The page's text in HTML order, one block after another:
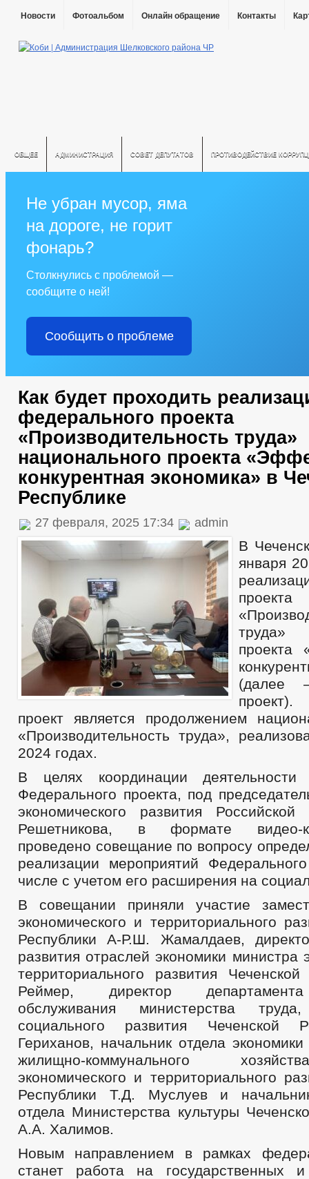
Новости Фотоальбом Онлайн обращение Контакты
ОБЩЕЕ АДМИНИСТРАЦИЯ СОВЕТ ДЕПУТАТОВ ПРОТИВОДЕЙСТВИЕ
Не убран мусор, яма
на дороге, не горит
фонарь?
Столкнулись с проблемой —
сообщите о ней!
Сообщить о проблеме
Как будет проходить
федерального проекта
«Производительность труда»
национального проекта
конкурентная экономика» в
Республике
27 февраля, 2025 17:34 admin
В
января
проекта
труда»
проекта
(далее
проект является продолжением
«Производительность труда»,
2024 годах.
В целях координации
Федерального проекта, под
экономического развития
Решетникова, в формате видео-
проведено совещание по вопросу
реализации мероприятий
числе с учетом его расширения на
В совещании приняли участие
экономического и территориального
Республики А-Р.Ш. Жамалдаев,
развития отраслей экономики министра
территориального развития
Реймер, директор
обслуживания министерства
социального развития Чеченской
Гериханов, начальник отдела
жилищно-коммунального
экономического и территориального
Республики Т.Д. Муслуев и
отдела Министерства культуры
А.А. Халимов.
Новым направлением в рамках
станет работа на государственных